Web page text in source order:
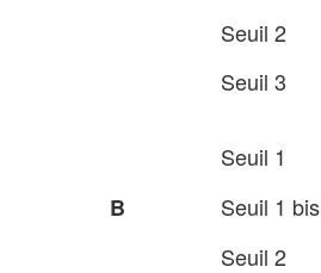
Seuil 2
Seuil 3
Seuil 1
B
Seuil 1 bis
Seuil 2